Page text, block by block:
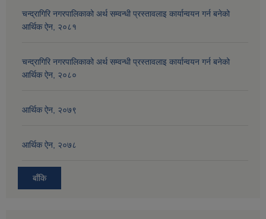
चन्द्रागिरि नगरपालिकाको अर्थ सम्वन्धी प्रस्तावलाइ कार्यान्वयन गर्न बनेको
आर्थिक ऐन, २०८१
चन्द्रागिरि नगरपालिकाको अर्थ सम्वन्धी प्रस्तावलाइ कार्यान्वयन गर्न बनेको
आर्थिक ऐन, २०८०
आर्थिक ऐन, २०७९
आर्थिक ऐन, २०७८
बाँकि